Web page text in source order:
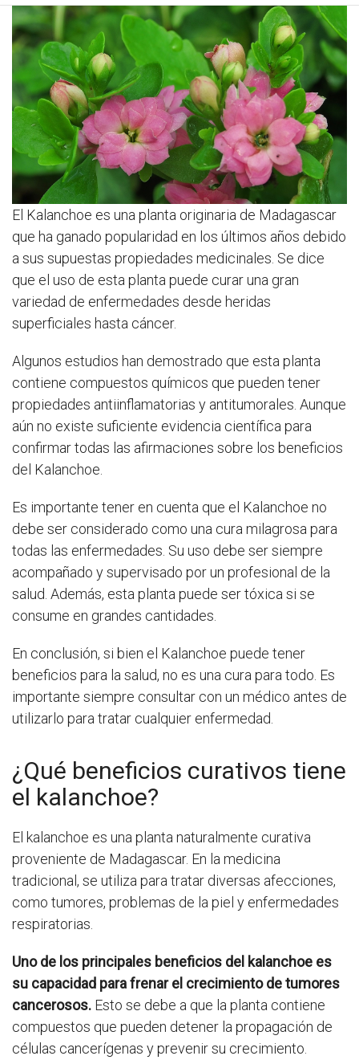
El Kalanchoe es una planta originaria de Madagascar
que ha ganado popularidad en los últimos años debido
a sus supuestas propiedades medicinales. Se dice
que el uso de esta planta puede curar una gran
variedad de enfermedades desde heridas
superficiales hasta cáncer.
Algunos estudios han demostrado que esta planta
contiene compuestos químicos que pueden tener
propiedades antiinflamatorias y antitumorales. Aunque
aún no existe suficiente evidencia científica para
confirmar todas las afirmaciones sobre los beneficios
del Kalanchoe.
Es importante tener en cuenta que el Kalanchoe no
debe ser considerado como una cura milagrosa para
todas las enfermedades. Su uso debe ser siempre
acompañado y supervisado por un profesional de la
salud. Además, esta planta puede ser tóxica si se
consume en grandes cantidades.
En conclusión, si bien el Kalanchoe puede tener
beneficios para la salud, no es una cura para todo. Es
importante siempre consultar con un médico antes de
utilizarlo para tratar cualquier enfermedad.
¿Qué beneficios curativos tiene
el kalanchoe?
El kalanchoe es una planta naturalmente curativa
proveniente de Madagascar. En la medicina
tradicional, se utiliza para tratar diversas afecciones,
como tumores, problemas de la piel y enfermedades
respiratorias.
Uno de los principales beneficios del kalanchoe es
su capacidad para frenar el crecimiento de tumores
cancerosos. Esto se debe a que la planta contiene
compuestos que pueden detener la propagación de
células cancerígenas y prevenir su crecimiento.